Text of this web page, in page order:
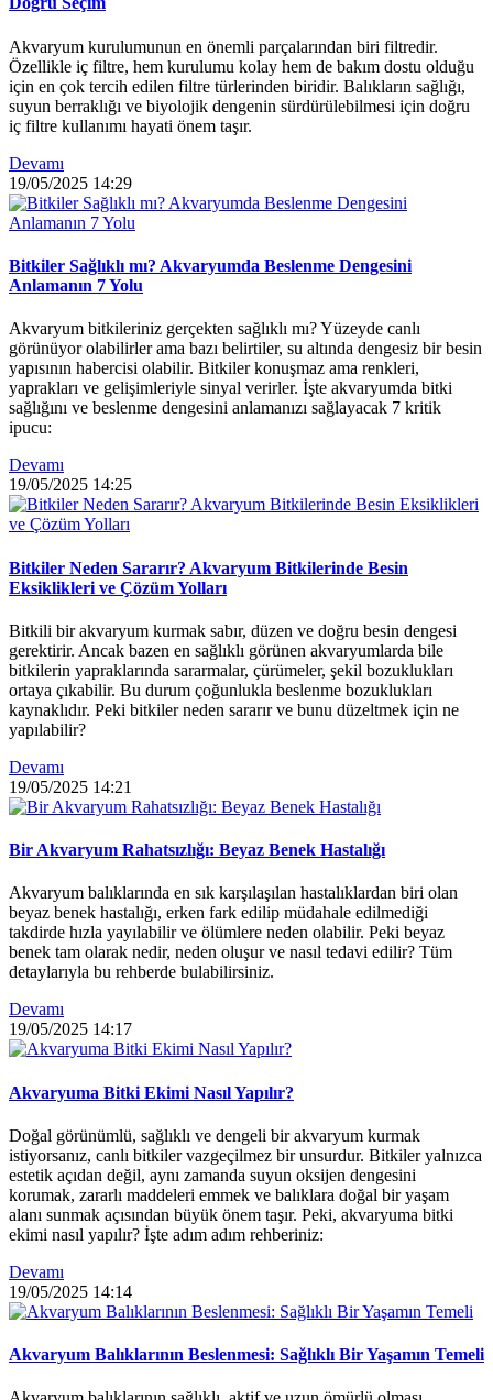
Akvaryum kurulumunun en önemli parçalarından biri filtredir.
Özellikle iç filtre, hem kurulumu kolay hem de bakım dostu olduğu
için en çok tercih edilen filtre türlerinden biridir. Balıkların sağlığı,
suyun berraklığı ve biyolojik dengenin sürdürülebilmesi için doğru
iç filtre kullanımı hayati önem taşır.
Devamı
19/05/2025 14:29
Bitkiler Sağlıklı mı? Akvaryumda Beslenme Dengesini
Anlamanın 7 Yolu
Akvaryum bitkileriniz gerçekten sağlıklı mı? Yüzeyde canlı
görünüyor olabilirler ama bazı belirtiler, su altında dengesiz bir besin
yapısının habercisi olabilir. Bitkiler konuşmaz ama renkleri,
yaprakları ve gelişimleriyle sinyal verirler. İşte akvaryumda bitki
sağlığını ve beslenme dengesini anlamanızı sağlayacak 7 kritik
ipucu:
Devamı
19/05/2025 14:25
Bitkiler Neden Sararır? Akvaryum Bitkilerinde Besin
Eksiklikleri ve Çözüm Yolları
Bitkili bir akvaryum kurmak sabır, düzen ve doğru besin dengesi
gerektirir. Ancak bazen en sağlıklı görünen akvaryumlarda bile
bitkilerin yapraklarında sararmalar, çürümeler, şekil bozuklukları
ortaya çıkabilir. Bu durum çoğunlukla beslenme bozuklukları
kaynaklıdır. Peki bitkiler neden sararır ve bunu düzeltmek için ne
yapılabilir?
Devamı
19/05/2025 14:21
Bir Akvaryum Rahatsızlığı: Beyaz Benek Hastalığı
Akvaryum balıklarında en sık karşılaşılan hastalıklardan biri olan
beyaz benek hastalığı, erken fark edilip müdahale edilmediği
takdirde hızla yayılabilir ve ölümlere neden olabilir. Peki beyaz
benek tam olarak nedir, neden oluşur ve nasıl tedavi edilir? Tüm
detaylarıyla bu rehberde bulabilirsiniz.
Devamı
19/05/2025 14:17
Akvaryuma Bitki Ekimi Nasıl Yapılır?
Doğal görünümlü, sağlıklı ve dengeli bir akvaryum kurmak
istiyorsanız, canlı bitkiler vazgeçilmez bir unsurdur. Bitkiler yalnızca
estetik açıdan değil, aynı zamanda suyun oksijen dengesini
korumak, zararlı maddeleri emmek ve balıklara doğal bir yaşam
alanı sunmak açısından büyük önem taşır. Peki, akvaryuma bitki
ekimi nasıl yapılır? İşte adım adım rehberiniz:
Devamı
19/05/2025 14:14
Akvaryum Balıklarının Beslenmesi: Sağlıklı Bir Yaşamın Temeli